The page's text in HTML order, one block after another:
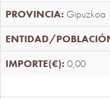
Gipuzkoa
0,00